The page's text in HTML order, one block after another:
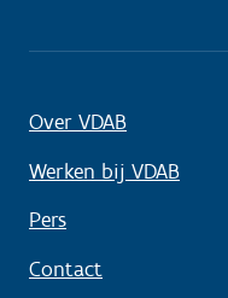
Over VDAB
Werken bij VDAB
Pers
Contact